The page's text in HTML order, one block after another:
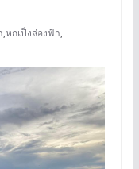
,หกเป็งล่องฟ้า,